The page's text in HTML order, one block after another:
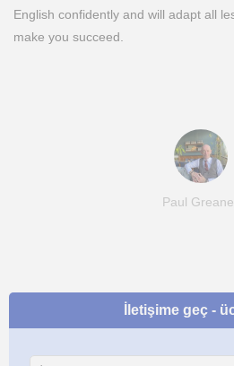
English confidently and will adapt all
make you succeed.
Paul
İletişime geç -